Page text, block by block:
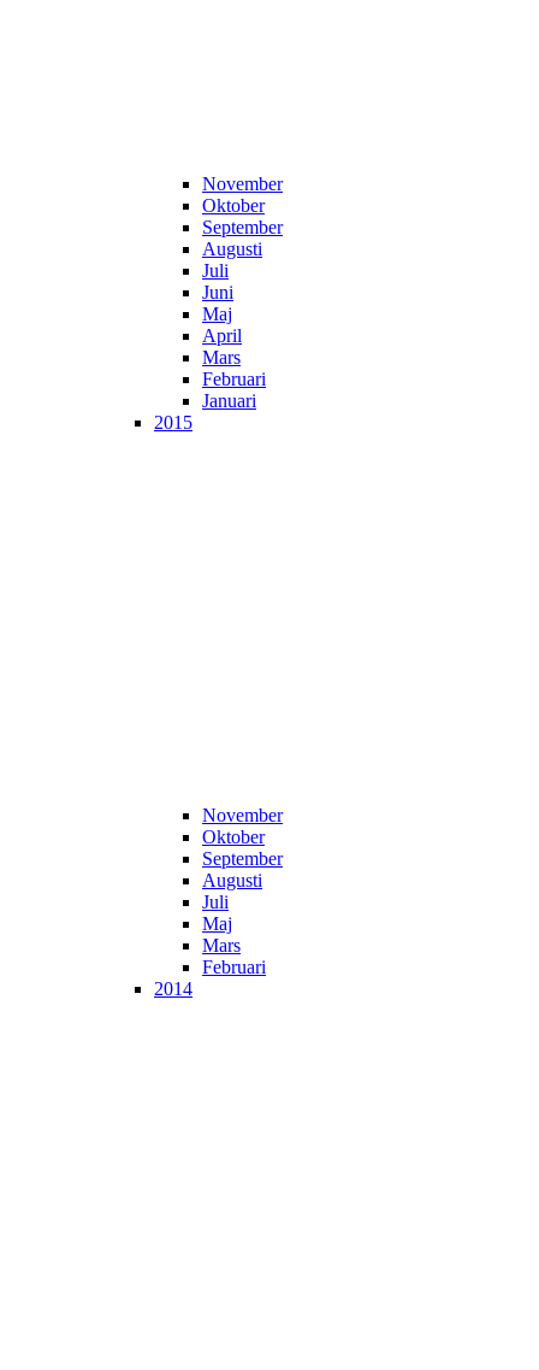
November
Oktober
September
Augusti
Juli
Juni
Maj
April
Mars
Februari
Januari
2015
November
Oktober
September
Augusti
Juli
Maj
Mars
Februari
2014